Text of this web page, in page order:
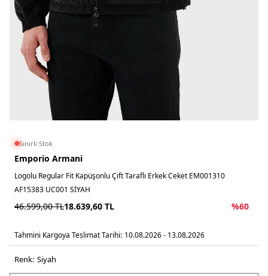
Sınırlı Stok
Emporio Armani
Logolu Regular Fit Kapüşonlu Çift Taraflı Erkek Ceket EM001310
AF15383 UC001 SİYAH
46.599,00TL18.639,60 TL %60
Tahmini Kargoya Teslimat Tarihi: 10.08.2026 - 13.08.2026
Renk: si̇yah